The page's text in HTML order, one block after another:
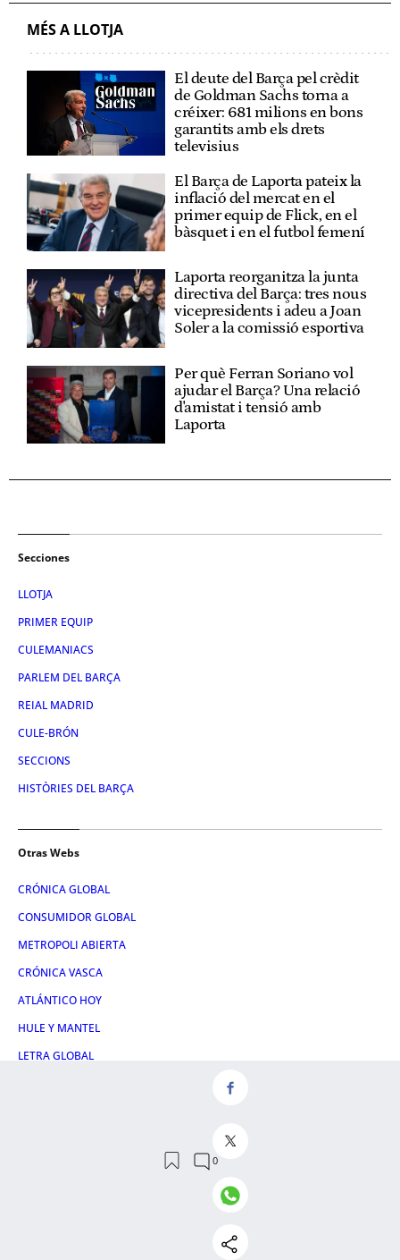
MÉS A LLOTJA
El deute del Barça pel crèdit
de Goldman Sachs torna a
créixer: 681 milions en bons
garantits amb els drets
televisius
El Barça de Laporta pateix la
inflació del mercat en el
primer equip de Flick, en el
bàsquet i en el futbol femení
Laporta reorganitza la junta
directiva del Barça: tres nous
vicepresidents i adeu a Joan
Soler a la comissió esportiva
Per què Ferran Soriano vol
ajudar el Barça? Una relació
d'amistat i tensió amb
Laporta
Secciones
LLOTJA
PRIMER EQUIP
CULEMANIACS
PARLEM DEL BARÇA
REIAL MADRID
CULE-BRÓN
SECCIONS
HISTÒRIES DEL BARÇA
Otras Webs
CRÓNICA GLOBAL
CONSUMIDOR GLOBAL
METROPOLI ABIERTA
CRÓNICA VASCA
ATLÁNTICO HOY
HULE Y MANTEL
LETRA GLOBAL